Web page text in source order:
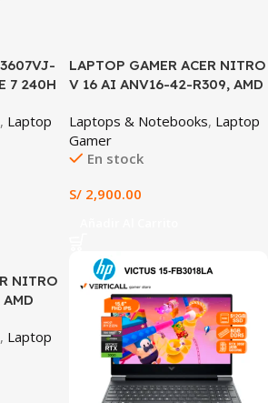
7 240H
3050
, Laptop
LAPTOP GAMER ACER NITRO
V 16 AI ANV16-42-R309, AMD
5600MHz, 512GB SSD PCIe
4.0, NVIDIA® GeForce RTX™
3050 6GB GDDR6, 16”
11 Home, Teclado Español
Laptops & Notebooks, Laptop
Gamer
En stock
S/ 2,900.00
NITRO
RTX™
Full
, Laptop